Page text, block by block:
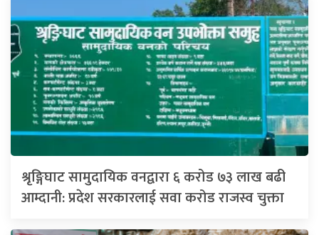
श्रृङ्गिघाट सामुदायिक वनद्वारा ६ करोड ७३ लाख बढी
आम्दानी: प्रदेश सरकारलाई सवा करोड राजस्व चुक्ता